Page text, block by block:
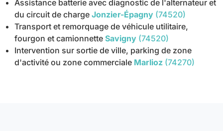
Assistance batterie avec diagnostic de l'alternateur et
du circuit de charge Jonzier-Épagny (74520)
Transport et remorquage de véhicule utilitaire,
fourgon et camionnette Savigny (74520)
Intervention sur sortie de ville, parking de zone
d'activité ou zone commerciale Marlioz (74270)